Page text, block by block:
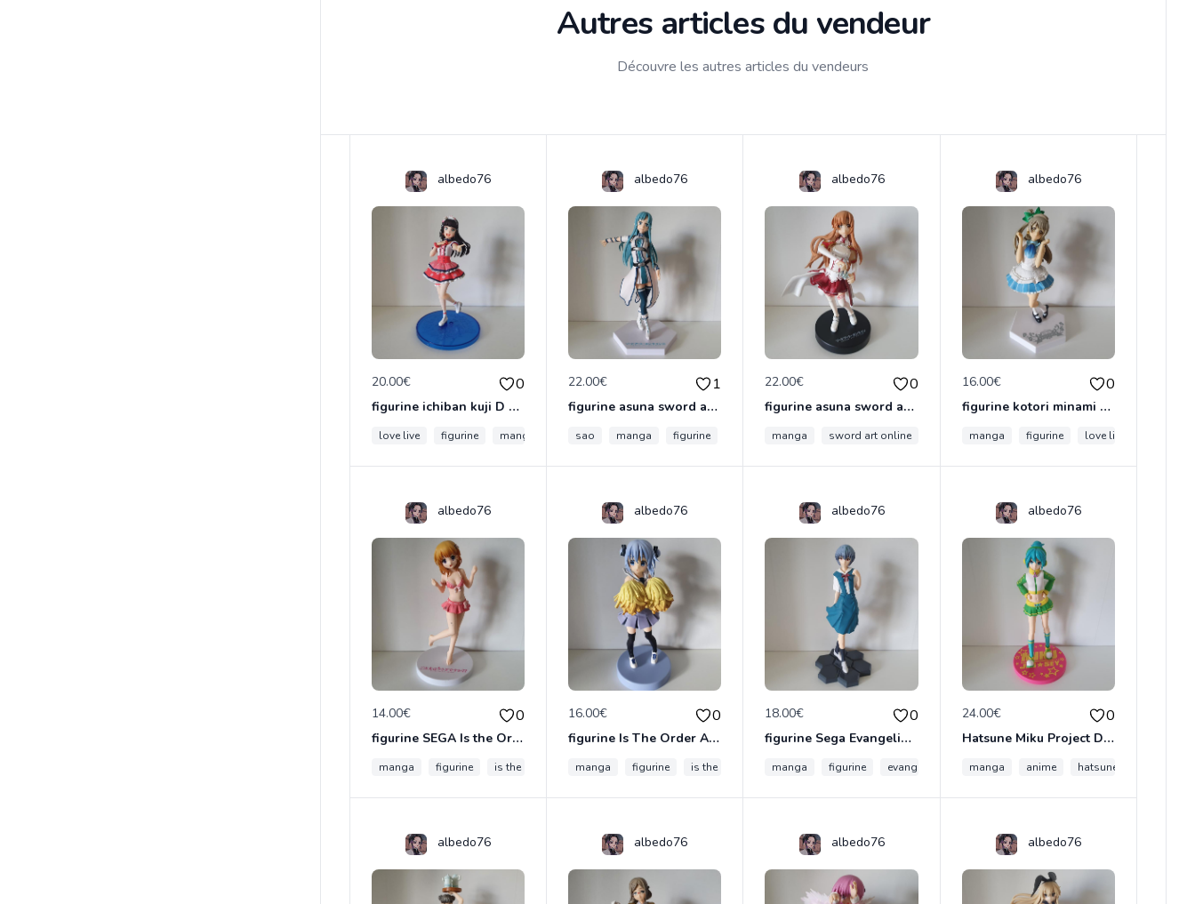
Autres articles du vendeur
Découvre les autres articles du vendeurs
albedo76
20.00€ 0
figurine ichiban kuji D dia kurosawa love live sunshine 5 eme anniversaire
love live figurine manga
albedo76
22.00€ 1
figurine asuna sword art online 2 sao kadokawa
sao manga figurine
albedo76
22.00€ 0
figurine asuna sword art online sao project
manga sword art online figurine
albedo76
16.00€ 0
figurine kotori minami v2 love live
manga figurine love live
albedo76
14.00€ 0
figurine SEGA Is the Order a Rabbit Hoto Kokoa Pink Swimsuit Ver. PM Premium
manga figurine is the order a rabbit
albedo76
16.00€ 0
figurine Is The Order A Rabbit figurine Chino Kafuu furyu
manga figurine is the order a rabbit
albedo76
18.00€ 0
figurine Sega Evangelion 1.0 You Are (Not) Alone: Rei Ayanami Premium Uniform
manga figurine evangelion
albedo76
24.00€ 0
Hatsune Miku Project DIVA Arcade Future Tone SPM Figurine "Jersey" Japan Limited
manga anime hatsune miku
albedo76 albedo76 albedo76 albedo76